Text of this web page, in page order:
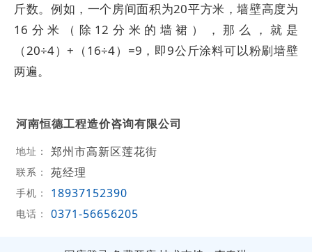
斤数。例如，一个房间面积为20平方米，墙壁高度为
16分米（除12分米的墙裙），那么，就是
（20÷4）+（16÷4）=9，即9公斤涂料可以粉刷墙壁
两遍。
河南恒德工程造价咨询有限公司
地址： 郑州市高新区莲花街
联系： 苑经理
手机： 18937152390
电话： 0371-56656205